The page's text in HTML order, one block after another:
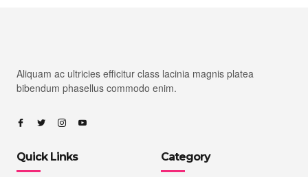
Aliquam ac ultricies efficitur class lacinia magnis platea
bibendum phasellus commodo enim.
Quick Links Category